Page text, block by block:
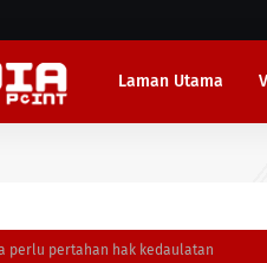
Laman Utama
perlu pertahan hak kedaulatan